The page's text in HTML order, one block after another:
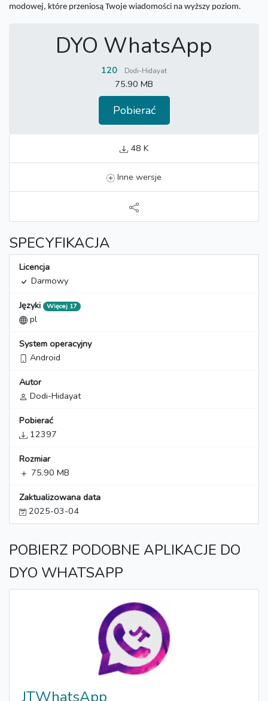
modowej, które przeniosą Twoje wiadomości na wyższy poziom.
DYO WhatsApp
120 Dodi-Hidayat
75.90 MB
Pobierać
48 K
Inne wersje
SPECYFIKACJA
Licencja
Darmowy
Języki Więcej 17
pl
System operacyjny
Android
Autor
Dodi-Hidayat
Pobierać
12397
Rozmiar
75.90 MB
Zaktualizowana data
2025-03-04
POBIERZ PODOBNE APLIKACJE DO
DYO WHATSAPP
JTWhatsApp